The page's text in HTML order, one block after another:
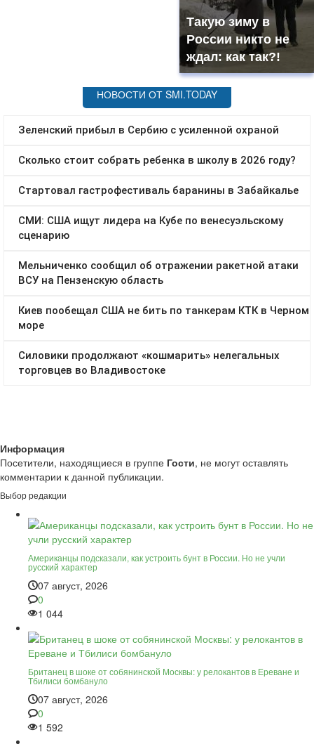
Такую зиму в
России никто не
ждал: как так?!
Информация
Посетители, находящиеся в группе Гости, не могут оставлять
комментарии к данной публикации.
Выбор редакции
Американцы подсказали, как устроить бунт в России. Но не учли
русский характер
07 август, 2026
0
1 044
Британец в шоке от собянинской Москвы: у релокантов в Ереване и
Тбилиси бомбануло
07 август, 2026
0
1 592